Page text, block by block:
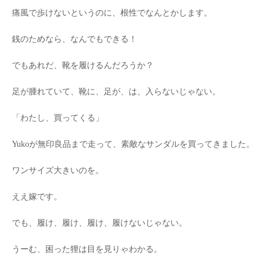
痛風で歩けないというのに、根性でなんとかします。
銭のためなら、なんでもできる！
でもあれだ、靴を履けるんだろうか？
足が腫れていて、靴に、足が、は、入らないじゃない。
「わたし、買ってくる」
Yukoが無印良品まで走って、素敵なサンダルを買ってきました。
ワンサイズ大きいのを。
ええ嫁です。
でも、履け、履け、履け、履けないじゃない。
うーむ、困った狸は目を見りゃわかる。